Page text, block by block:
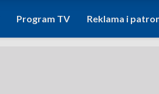
Program TV Reklama i